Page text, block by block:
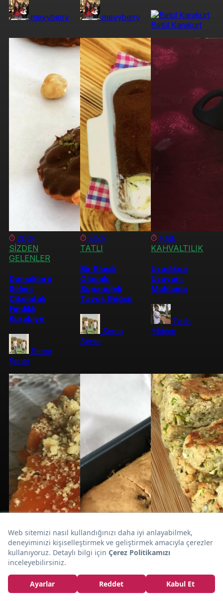
Patatesli Gül
Böreği Tarifi
mevyberry mevyberry
Betül Karakurt
20dk
SİZDEN
GELENLER
Damaklara
Şölen:
Çikolatalı
Fındıklı
Kurabiye
Sema
Şener
30dk
TATLI
Bir Klasik
Olacak:
Supangleli
Tavuk Göğsü
Sema
Şener
10dk
KAHVALTILIK
Uzadıkça
Uzayan:
Muhlama
Fatih
Yıldırım
20dk
TATLI
5dk
SİZDEN
GELENLER
15dk
SİZDEN
GELENLER